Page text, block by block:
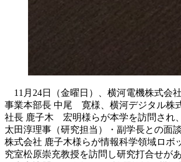
11月24日（金曜日）、横河電機株式会
事業本部長 中尾 寛様、横河デジタル株
社長 鹿子木 宏明様らが本学を訪問され
太田淳理事（研究担当）・副学長との面
株式会社 鹿子木様らが情報科学領域ロボ
究室松原崇充教授を訪問し研究打合せが